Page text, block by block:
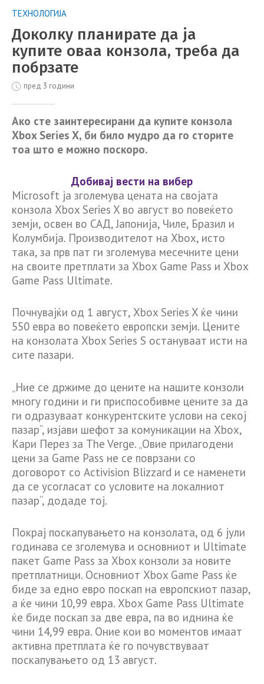
ТЕХНОЛОГИЈА
Доколку планирате да ја
купите оваа конзола, треба да
побрзате
пред 3 години
Ако сте заинтересирани да купите конзола
Xbox Series X, би било мудро да го сторите
тоа што е можно поскоро.
Добивај вести на вибер
Microsoft ја зголемува цената на својата
конзола Xbox Series X во август во повеќето
земји, освен во САД, Јапонија, Чиле, Бразил и
Колумбија. Производителот на Xbox, исто
така, за прв пат ги зголемува месечните цени
на своите претплати за Xbox Game Pass и Xbox
Game Pass Ultimate.
Почнувајќи од 1 август, Xbox Series X ќе чини
550 евра во повеќето европски земји. Цените
на конзолата Xbox Series S остануваат исти на
сите пазари.
„Ние се држиме до цените на нашите конзоли
многу години и ги приспособивме цените за да
ги одразуваат конкурентските услови на секој
пазар“, изјави шефот за комуникации на Xbox,
Кари Перез за The Verge. „Овие прилагодени
цени за Game Pass не се поврзани со
договорот со Activision Blizzard и се наменети
да се усогласат со условите на локалниот
пазар“, додаде тој.
Покрај поскапувањето на конзолата, од 6 јули
годинава се зголемува и основниот и Ultimate
пакет Game Pass за Xbox конзоли за новите
претплатници. Основниот Xbox Game Pass ќе
биде за едно евро поскап на европскиот пазар,
а ќе чини 10,99 евра. Xbox Game Pass Ultimate
ќе биде поскап за две евра, па во иднина ќе
чини 14,99 евра. Оние кои во моментов имаат
активна претплата ќе го почувствуваат
поскапувањето од 13 август.